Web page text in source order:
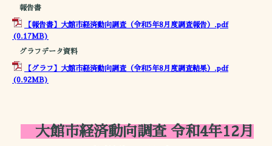
報告書
【報告書】大館市経済動向調査（令和5年8月度調査報告）.pdf
(0.17MB)
グラフデータ資料
【グラフ】大館市経済動向調査（令和5年8月度調査結果）.pdf
(0.92MB)
大館市経済動向調査 令和4年12月